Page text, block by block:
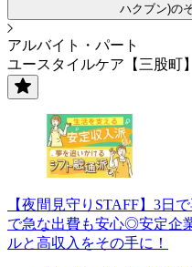
ハクブン)の
アルバイト・パート
ユースタイルケア【三股町
【夜間見守りSTAFF】3日
で急な出費も安心◎安定企
ルと高収入をその手に！